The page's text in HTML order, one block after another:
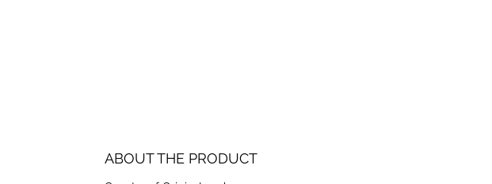
ABOUT THE PRODUCT